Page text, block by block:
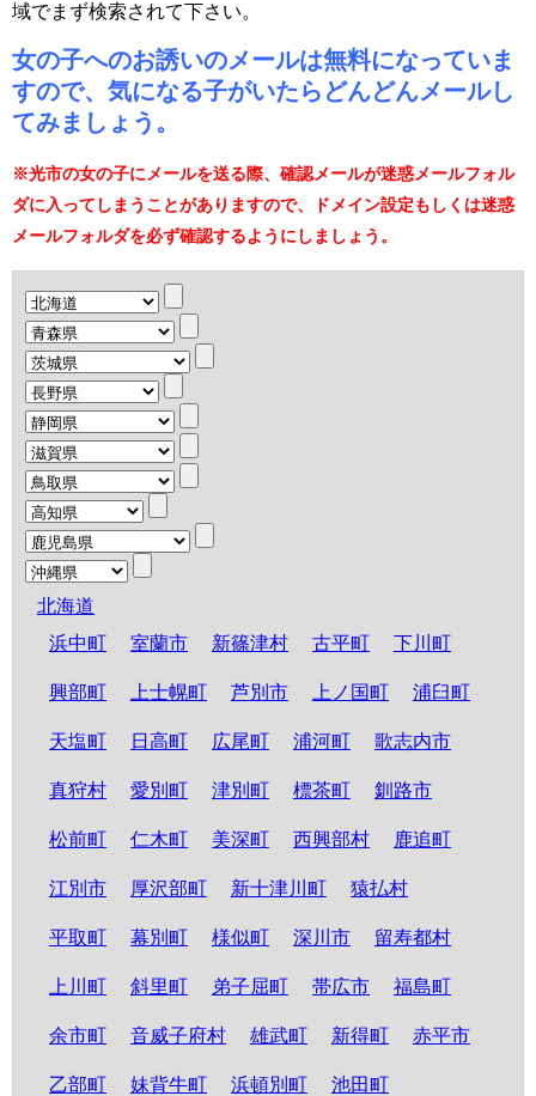
域でまず検索されて下さい。
女の子へのお誘いのメールは無料になっていま
すので、気になる子がいたらどんどんメールし
てみましょう。
※光市の女の子にメールを送る際、確認メールが迷惑メールフォル
ダに入ってしまうことがありますので、ドメイン設定もしくは迷惑
メールフォルダを必ず確認するようにしましょう。
北海道
浜中町
室蘭市 新篠津村 古平町 下川町
興部町 上士幌町 芦別市 上ノ国町 浦臼町
天塩町 日高町 広尾町 浦河町 歌志内市
真狩村 愛別町 津別町 標茶町 釧路市
松前町 仁木町 美深町 西興部村 鹿追町
江別市 厚沢部町 新十津川町 猿払村
平取町 幕別町 様似町 深川市 留寿都村
上川町 斜里町 弟子屈町 帯広市 福島町
余市町 音威子府村 雄武町 新得町 赤平市
乙部町 妹背牛町 浜頓別町 池田町